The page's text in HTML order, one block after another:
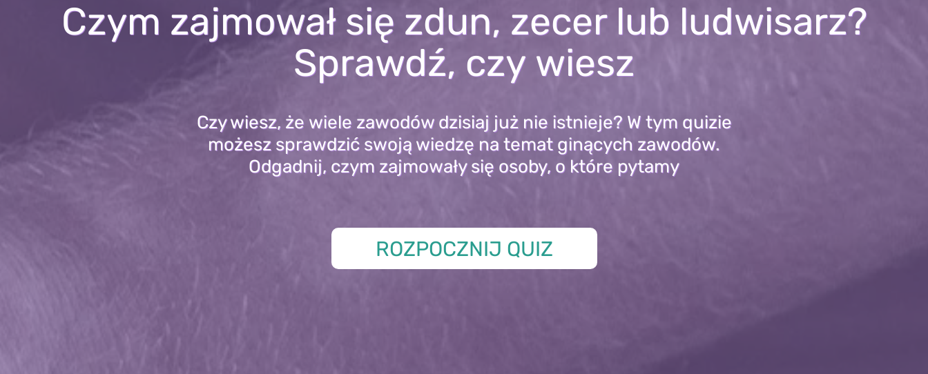
Czym zajmował się zdun, zecer lub ludwisarz?
Sprawdź, czy wiesz
Czy wiesz, że wiele zawodów dzisiaj już nie istnieje? W tym quizie
możesz sprawdzić swoją wiedzę na temat ginących zawodów.
Odgadnij, czym zajmowały się osoby, o które pytamy
ROZPOCZNIJ QUIZ